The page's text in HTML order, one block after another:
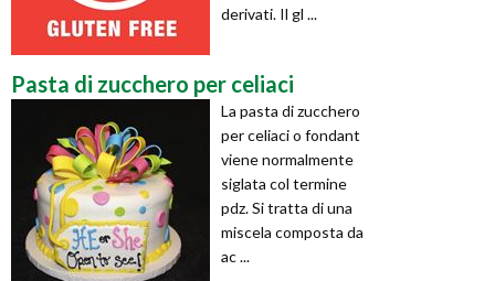
derivati. Il gl ...
Pasta di zucchero per celiaci
La pasta di zucchero
per celiaci o fondant
viene normalmente
siglata col termine
pdz. Si tratta di una
miscela composta da
ac ...